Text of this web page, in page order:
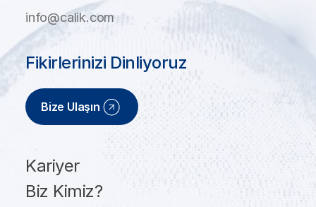
info@calik.com
Kariyer
Biz Kimiz?
Fikirlerinizi Dinliyoruz
Bize Ulaşın